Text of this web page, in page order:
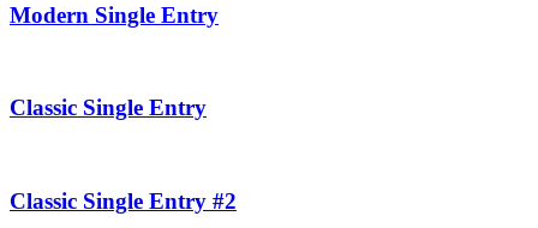
Modern Single Entry
Classic Single Entry
Classic Single Entry #2